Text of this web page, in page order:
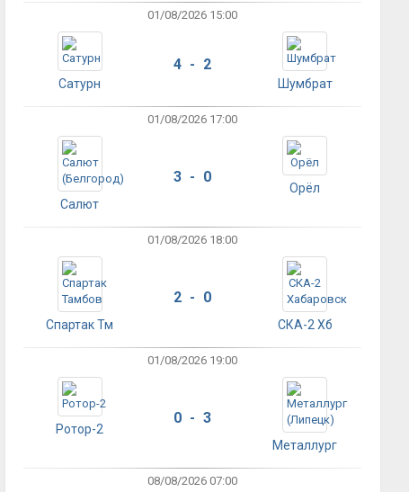
01/08/2026 15:00
Сатурн
4 - 2
Шумбрат
01/08/2026 17:00
Салют
3 - 0
Орёл
01/08/2026 18:00
Спартак Тм
2 - 0
СКА-2 Хб
01/08/2026 19:00
Ротор-2
0 - 3
Металлург
08/08/2026 07:00